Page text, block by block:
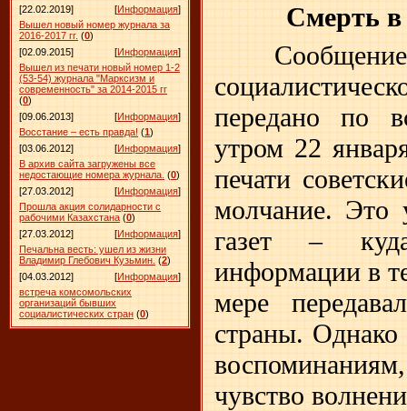
[22.02.2019] [Информация]
Вышел новый номер журнала за
2016-2017 гг. (0)
[02.09.2015]
[Информация]
Вышел из печати новый номер 1-2
(53-54) журнала "Марксизм и
современность" за 2014-2015 гг
(0)
[09.06.2013]
[Информация]
Восстание – есть правда! (1)
[03.06.2012]
[Информация]
В архив сайта загружены все
недостающие номера журнала. (0)
[27.03.2012]
[Информация]
Прошла акция солидарности с
рабочими Казахстана (0)
[27.03.2012]
[Информация]
Печальна весть: ушел из жизни
Владимир Глебович Кузьмин. (2)
[04.03.2012]
[Информация]
встреча комсомольских
организаций бывших
социалистических стран (0)
Смерть
передано по
утром 22
печати
молчание. Это
газет –
информации в
мере
страны.
чувство